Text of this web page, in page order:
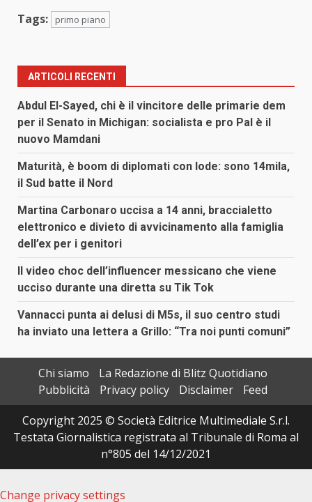
Tags: primo piano
ARTICOLI RECENTI
Abdul El-Sayed, chi è il vincitore delle primarie dem
per il Senato in Michigan: socialista e pro Pal è il
nuovo Mamdani
Maturità, è boom di diplomati con lode: sono 14mila,
il Sud batte il Nord
Martina Carbonaro uccisa a 14 anni, braccialetto
elettronico e divieto di avvicinamento alla famiglia
dell’ex per i genitori
Il video choc dell’influencer messicano che viene
ucciso durante una diretta su Tik Tok
Vannacci punta ai delusi di M5s, il suo centro studi
ha inviato una lettera a Grillo: “Tra noi punti comuni”
Chi siamo
La Redazione di Blitz Quotidiano
Pubblicità
Privacy policy Disclaimer
Feed
Copyright 2025 © Società Editrice Multimediale S.r.l.
Testata Giornalistica registrata al Tribunale di Roma al
n°805 del 14/12/2021
Change privacy settings